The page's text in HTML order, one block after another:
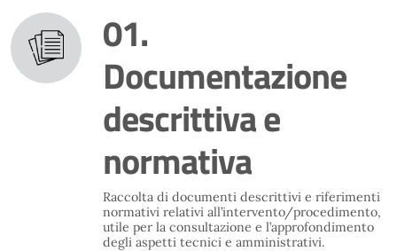
01.
Documentazione
descrittiva e
normativa
Raccolta di documenti descrittivi e riferimenti
normativi relativi all’intervento/procedimento,
utile per la consultazione e l’approfondimento
degli aspetti tecnici e amministrativi.